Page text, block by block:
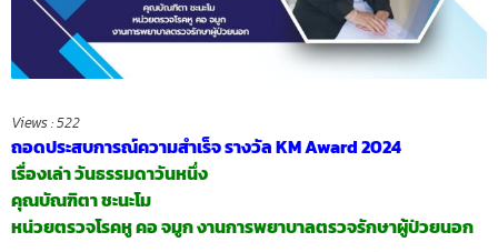
Views :522
ถอดประสบการณ์ความสำเร็จ รางวัล KM Award 2024
เรื่องเล่า วันธรรมดาวันหนึ่ง
คุณบัณฑิตา ชะนะโม
หน่วยตรวจโรคหู คอ จมูก งานการพยาบาลตรวจรักษาผู้ป่วยนอก